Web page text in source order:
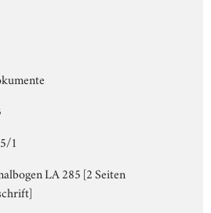
1
LA 285 [2 Seiten